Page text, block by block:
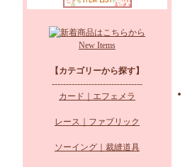
New Items
【カテゴリーから探す】
--------------------------------
カード｜エフェメラ
レース｜ファブリック
ソーイング｜裁縫道具